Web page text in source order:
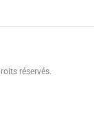
réservés.